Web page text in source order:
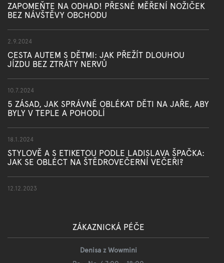
ZAPOMEŇTE NA ODHAD! PŘESNÉ MĚŘENÍ NOŽIČEK
BEZ NÁVŠTĚVY OBCHODU
2.9.2024
CESTA AUTEM S DĚTMI: JAK PŘEŽÍT DLOUHOU
JÍZDU BEZ ZTRÁTY NERVŮ
10.7.2024
5 ZÁSAD, JAK SPRÁVNĚ OBLÉKAT DĚTI NA JAŘE, ABY
BYLY V TEPLE A POHODLÍ
18.1.2024
STYLOVĚ A S ETIKETOU PODLE LADISLAVA ŠPAČKA:
JAK SE OBLÉCT NA ŠTĚDROVEČERNÍ VEČEŘI?
12.12.2023
ZÁKAZNICKÁ PÉČE
Denisa z Wowmini